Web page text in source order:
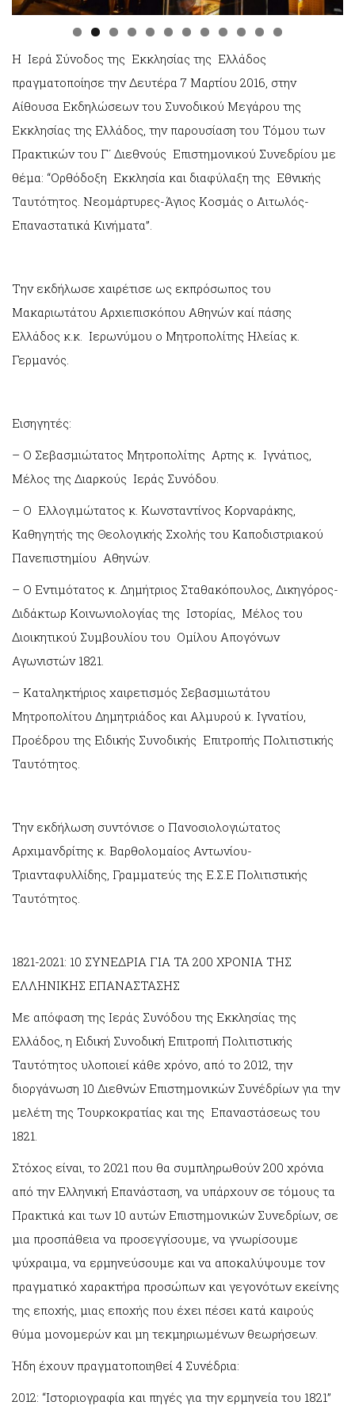
0 1
2
Η Ιερά Σύνοδος της Εκκλησίας της Ελλάδος
πραγματοποίησε την Δευτέρα 7 Μαρτίου 2016, στην
Αίθουσα Εκδηλώσεων του Συνοδικού Μεγάρου της
Εκκλησίας της Ελλάδος, την παρουσίαση του Τόμου των
Πρακτικών του Γ´ Διεθνούς Επιστημονικού Συνεδρίου με
θέμα: “Ορθόδοξη Εκκλησία και διαφύλαξη της Εθνικής
Ταυτότητος. Νεομάρτυρες-Άγιος Κοσμάς ο Αιτωλός-
Επαναστατικά Κινήματα”.
Την εκδήλωσε χαιρέτισε ως εκπρόσωπος του
Μακαριωτάτου Αρχιεπισκόπου Αθηνών καί πάσης
Ελλάδος κ.κ. Ιερωνύμου ο Μητροπολίτης Ηλείας κ.
Γερμανός.
Εισηγητές:
– Ο Σεβασμιώτατος Μητροπολίτης Αρτης κ. Ιγνάτιος,
Μέλος της Διαρκούς Ιεράς Συνόδου.
– Ο Ελλογιμώτατος κ. Κωνσταντίνος Κορναράκης,
Καθηγητής της Θεολογικής Σχολής του Καποδιστριακού
Πανεπιστημίου Αθηνών.
– Ο Εντιμότατος κ. Δημήτριος Σταθακόπουλος, Δικηγόρος-
Διδάκτωρ Κοινωνιολογίας της Ιστορίας, Μέλος του
Διοικητικού Συμβουλίου του Ομίλου Απογόνων
Αγωνιστών 1821.
– Καταληκτήριος χαιρετισμός Σεβασμιωτάτου
Μητροπολίτου Δημητριάδος και Αλμυρού κ. Ιγνατίου,
Προέδρου της Ειδικής Συνοδικής Επιτροπής Πολιτιστικής
Ταυτότητος.
Την εκδήλωση συντόνισε ο Πανοσιολογιώτατος
Αρχιμανδρίτης κ. Βαρθολομαίος Αντωνίου-
Τριανταφυλλίδης, Γραμματεύς της Ε.Σ.Ε Πολιτιστικής
Ταυτότητος.
1821-2021: 10 ΣΥΝΕΔΡΙΑ ΓΙΑ ΤΑ 200 ΧΡΟΝΙΑ ΤΗΣ
ΕΛΛΗΝΙΚΗΣ ΕΠΑΝΑΣΤΑΣΗΣ
Με απόφαση της Ιεράς Συνόδου της Εκκλησίας της
Ελλάδος, η Ειδική Συνοδική Επιτροπή Πολιτιστικής
Ταυτότητος υλοποιεί κάθε χρόνο, από το 2012, την
διοργάνωση 10 Διεθνών Επιστημονικών Συνέδρίων για την
μελέτη της Τουρκοκρατίας και της Επαναστάσεως του
1821.
Στόχος είναι, το 2021 που θα συμπληρωθούν 200 χρόνια
από την Ελληνική Επανάσταση, να υπάρχουν σε τόμους τα
Πρακτικά και των 10 αυτών Επιστημονικών Συνεδρίων, σε
μια προσπάθεια να προσεγγίσουμε, να γνωρίσουμε
ψύχραιμα, να ερμηνεύσουμε και να αποκαλύψουμε τον
πραγματικό χαρακτήρα προσώπων και γεγονότων εκείνης
της εποχής, μιας εποχής που έχει πέσει κατά καιρούς
θύμα μονομερών και μη τεκμηριωμένων θεωρήσεων.
Ήδη έχουν πραγματοποιηθεί 4 Συνέδρια:
2012: “Ιστοριογραφία και πηγές για την ερμηνεία του 1821”